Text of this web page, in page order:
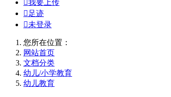
我要上传
 足迹
未登录
您所在位置：
网站首页
文档分类
幼儿/小学教育
幼儿教育